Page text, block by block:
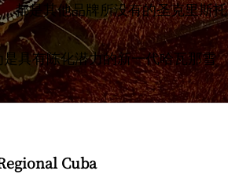
都是其他品牌所没有的圣克里斯托
具有陈化潜力的新一代哈瓦那雪
Cuba